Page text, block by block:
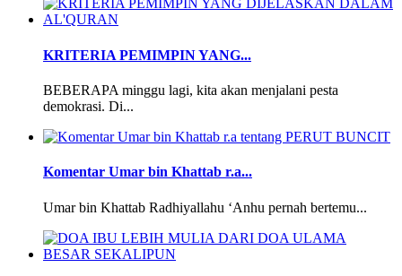
KRITERIA PEMIMPIN YANG...
BEBERAPA minggu lagi, kita akan menjalani pesta
demokrasi. Di...
Komentar Umar bin Khattab r.a...
Umar bin Khattab Radhiyallahu ‘Anhu pernah bertemu...